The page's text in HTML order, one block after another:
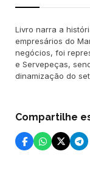
Livro narra a
empresários do
negócios, foi
e Servepeças,
dinamização do
Compartilhe